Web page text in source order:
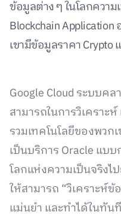
ข้อมูลต่าง ๆ ในโลกความ
Blockchain Application
เขามีข้อมูลราคา Crypto
Google Cloud ระบบค
สามารถในการวิเครา
รวมเทคโนโลยีของพวก
เป็นบริการ Oracle แบ
โลกแห่งความเป็นจริงไ
ให้สามารถ “วิเคราะห์
แม่นยำ และทำได้ในทัน